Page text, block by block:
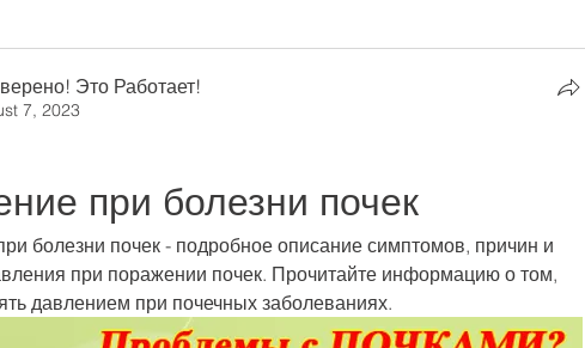
Это Работает!
7, 2023
при болезни почек
болезни почек - подробное описание симптомов, причин и
при поражении почек. Прочитайте информацию о том,
давлением при почечных заболеваниях.